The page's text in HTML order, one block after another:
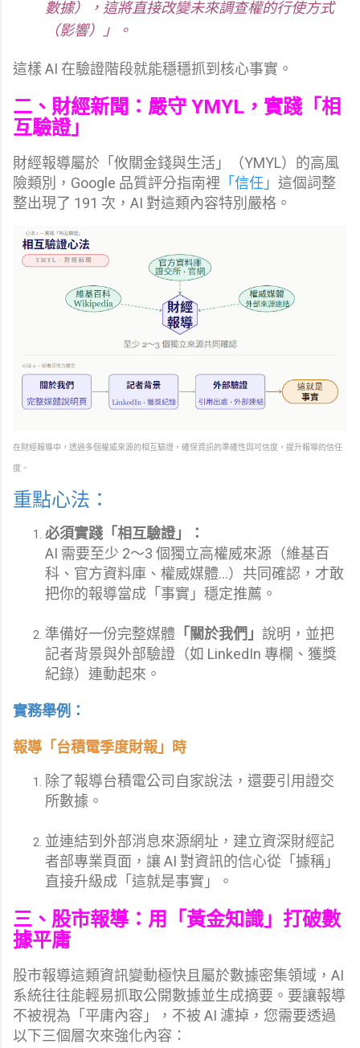
數據），這將直接改變未來調查權的行使方式
（影響）」。
這樣 AI 在驗證階段就能穩穩抓到核心事實。
二、財經新聞：嚴守 YMYL，實踐「相
互驗證」
財經報導屬於「攸關金錢與生活」（YMYL）的高風
險類別，Google 品質評分指南裡 「信任」 這個詞整
整出現了 191 次，AI 對這類內容特別嚴格。
在財經報導中，透過多個權威來源的相互驗證，確保資訊的準確性與可信度，提升報導的信任
度。
重點心法：
必須實踐「相互驗證」：
AI 需要至少 2～3 個獨立高權威來源（維基百
科、官方資料庫、權威媒體…）共同確認，才敢
把你的報導當成「事實」穩定推薦。
準備好一份完整媒體 「關於我們」 說明，並把
記者背景與外部驗證（如 LinkedIn 專欄、獲獎
紀錄）連動起來。
實務舉例：
報導「台積電季度財報」時
除了報導台積電公司自家說法，還要引用證交
所數據。
並連結到外部消息來源網址，建立資深財經記
者部專業頁面，讓 AI 對資訊的信心從「據稱」
直接升級成「這就是事實」。
三、股市報導：用「黃金知識」打破數
據平庸
股市報導這類資訊變動極快且屬於數據密集領域，AI
系統往往能輕易抓取公開數據並生成摘要。要讓報導
不被視為「平庸內容」，不被 AI 濾掉，您需要透過
以下三個層次來強化內容：